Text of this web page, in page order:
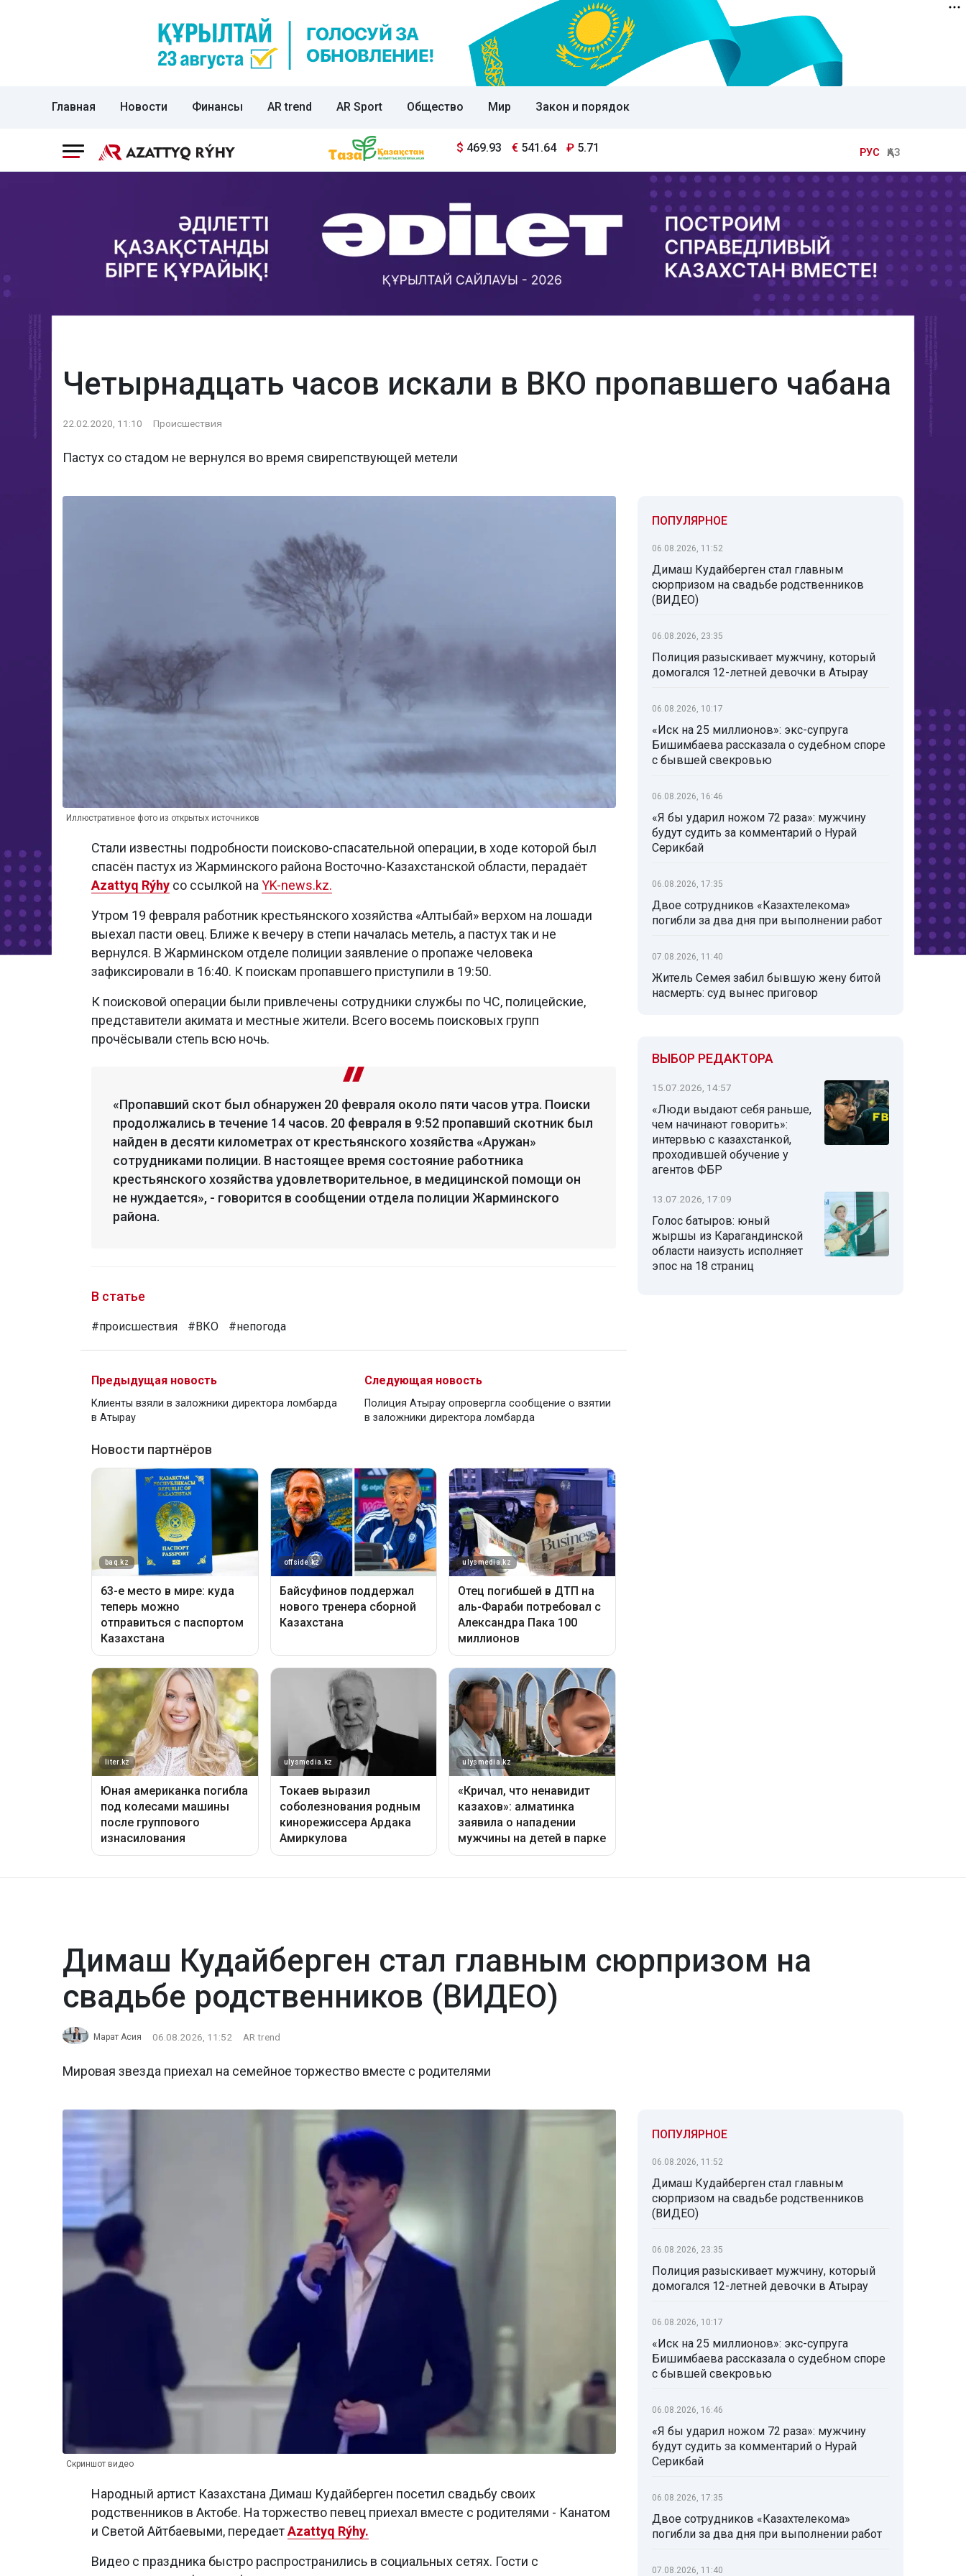
Главная Новости Финансы AR trend AR Sport Общество Мир Закон и порядок
$ 469.93 € 541.64 ₽ 5.71 РУС ҚАЗ
Четырнадцать часов искали в ВКО пропавшего чабана
22.02.2020, 11:10 Происшествия
Пастух со стадом не вернулся во время свирепствующей метели
Иллюстративное фото из открытых источников
Стали известны подробности поисково-спасательной операции, в ходе которой был
спасён пастух из Жарминского района Восточно-Казахстанской области, перадаёт
Azattyq Rýhy со ссылкой наYK-news.kz.
Утром 19 февраля работник крестьянского хозяйства «Алтыбай» верхом на лошади
выехал пасти овец. Ближе к вечеру в степи началась метель, а пастух так и не
вернулся. В Жарминском отделе полиции заявление о пропаже человека
зафиксировали в 16:40. К поискам пропавшего приступили в 19:50.
К поисковой операции были привлечены сотрудники службы по ЧС, полицейские,
представители акимата и местные жители. Всего восемь поисковых групп
прочёсывали степь всю ночь.
«Пропавший скот был обнаружен 20 февраля около пяти часов утра. Поиски
продолжались в течение 14 часов. 20 февраля в 9:52 пропавший скотник был
найден в десяти километрах от крестьянского хозяйства «Аружан»
сотрудниками полиции. В настоящее время состояние работника
крестьянского хозяйства удовлетворительное, в медицинской помощи он
не нуждается», - говорится в сообщении отдела полиции Жарминского
района.
В статье
#происшествия #ВКО #непогода
Предыдущая новость
Клиенты взяли в заложники директора ломбарда
в Атырау
Следующая новость
Полиция Атырау опровергла сообщение о взятии
в заложники директора ломбарда
ПОПУЛЯРНОЕ
06.08.2026, 11:52
Димаш Кудайберген стал главным
сюрпризом на свадьбе родственников
(ВИДЕО)
06.08.2026, 23:35
Полиция разыскивает мужчину, который
домогался 12-летней девочки в Атырау
06.08.2026, 10:17
«Иск на 25 миллионов»: экс-супруга
Бишимбаева рассказала о судебном споре
с бывшей свекровью
06.08.2026, 16:46
«Я бы ударил ножом 72 раза»: мужчину
будут судить за комментарий о Нурай
Серикбай
06.08.2026, 17:35
Двое сотрудников «Казахтелекома»
погибли за два дня при выполнении работ
07.08.2026, 11:40
Житель Семея забил бывшую жену битой
насмерть: суд вынес приговор
ВЫБОР РЕДАКТОРА
15.07.2026, 14:57
«Люди выдают себя раньше,
чем начинают говорить»:
интервью с казахстанкой,
проходившей обучение у
агентов ФБР
13.07.2026, 17:09
Голос батыров: юный
жыршы из Карагандинской
области наизусть исполняет
эпос на 18 страниц
Димаш Кудайберген стал главным сюрпризом на
свадьбе родственников (ВИДЕО)
Марат Асия 06.08.2026, 11:52 AR trend
Мировая звезда приехал на семейное торжество вместе с родителями
Скриншот видео
Народный артист Казахстана Димаш Кудайберген посетил свадьбу своих
родственников в Актобе. На торжество певец приехал вместе с родителями - Канатом
и Светой Айтбаевыми, передаетAzattyq Rýhy.
Видео с праздника быстро распространились в социальных сетях. Гости с
ПОПУЛЯРНОЕ
06.08.2026, 11:52
Димаш Кудайберген стал главным
сюрпризом на свадьбе родственников
(ВИДЕО)
06.08.2026, 23:35
Полиция разыскивает мужчину, который
домогался 12-летней девочки в Атырау
06.08.2026, 10:17
«Иск на 25 миллионов»: экс-супруга
Бишимбаева рассказала о судебном споре
с бывшей свекровью
06.08.2026, 16:46
«Я бы ударил ножом 72 раза»: мужчину
будут судить за комментарий о Нурай
Серикбай
06.08.2026, 17:35
Двое сотрудников «Казахтелекома»
погибли за два дня при выполнении работ
07.08.2026, 11:40